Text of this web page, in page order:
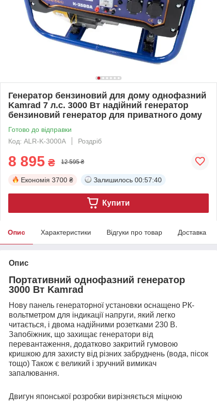
Генератор бензиновий для дому однофазний
Kamrad 7 л.с. 3000 Вт надійний генератор
бензиновий генератор для приватного дому
Готово до відправки
Код: ALR-K-3000A
Роздріб
8 895 ₴ 12 595 ₴
Економія 3700 ₴ Залишилось 00:57:39
Купити
Опис Характеристики Відгуки про товар Доставка
Опис
Портативний однофазний генератор
3000 Вт Kamrad
Нову панель генераторної установки оснащено РК-
вольтметром для індикації напруги, який легко
читається, і двома надійними розетками 230 В.
Запобіжник, що захищає генератори від
перевантаження, додатково закритий гумовою
кришкою для захисту від різних забруднень (вода, пісок
тощо) Також є великий і зручний вимикач
запалювання.
Двигун японської розробки вирізняється міцною